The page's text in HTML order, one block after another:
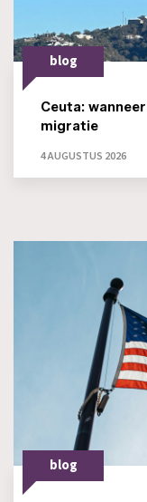
blog
Ceuta:
migratie
4 AUGUSTUS 2026
blog